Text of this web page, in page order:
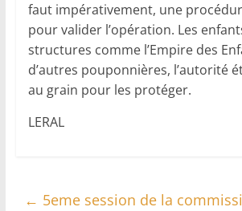
faut impérativement, une
pour valider l’opération. Les
structures comme l’Empire des
d’autres pouponnières, l’autorité
au grain pour les protéger.
LERAL
← 5eme session de la